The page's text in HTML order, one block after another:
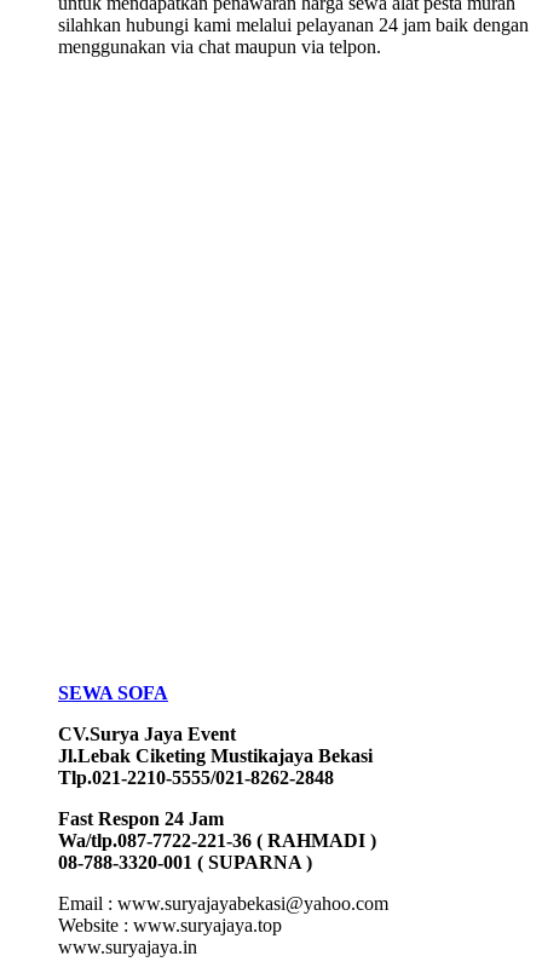
silahkan hubungi kami melalui pelayanan 24 jam baik dengan
menggunakan via chat maupun via telpon.
SEWA SOFA
CV.Surya Jaya Event
Jl.Lebak Ciketing Mustikajaya Bekasi
Tlp.021-2210-5555/021-8262-2848
Fast Respon 24 Jam
Wa/tlp.087-7722-221-36 ( RAHMADI )
08-788-3320-001 ( SUPARNA )
Email : www.suryajayabekasi@yahoo.com
Website : www.suryajaya.top
www.suryajaya.in